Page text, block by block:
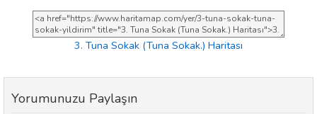
3. Tuna Sokak (Tuna Sokak.) Haritası
Yorumunuzu Paylaşın